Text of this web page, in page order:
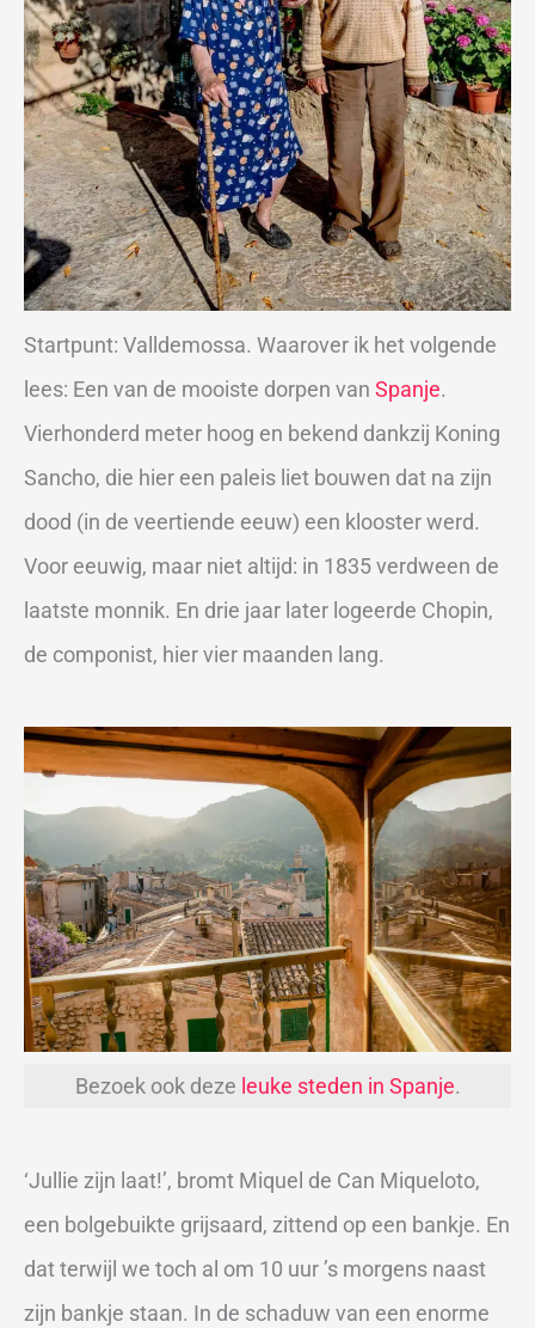
Startpunt: Valldemossa. Waarover ik het volgende
lees: Een van de mooiste dorpen van Spanje.
Vierhonderd meter hoog en bekend dankzij Koning
Sancho, die hier een paleis liet bouwen dat na zijn
dood (in de veertiende eeuw) een klooster werd.
Voor eeuwig, maar niet altijd: in 1835 verdween de
laatste monnik. En drie jaar later logeerde Chopin,
de componist, hier vier maanden lang.
Bezoek ook deze leuke steden in Spanje.
‘Jullie zijn laat!’, bromt Miquel de Can Miqueloto,
een bolgebuikte grijsaard, zittend op een bankje. En
dat terwijl we toch al om 10 uur ’s morgens naast
zijn bankje staan. In de schaduw van een enorme